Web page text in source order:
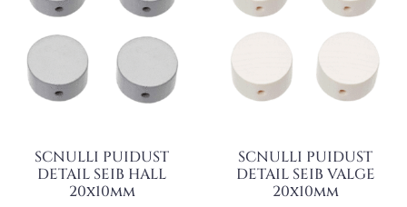
SCNULLI PUIDUST
DETAIL SEIB HALL
20x10mm
SCNULLI PUIDUST
DETAIL SEIB VALGE
20x10mm